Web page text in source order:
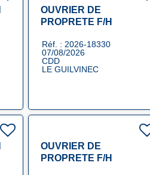
OUVRIER DE
PROPRETE F/H
Réf. : 2026-18330
07/08/2026
CDD
LE GUILVINEC
OUVRIER DE
PROPRETE F/H